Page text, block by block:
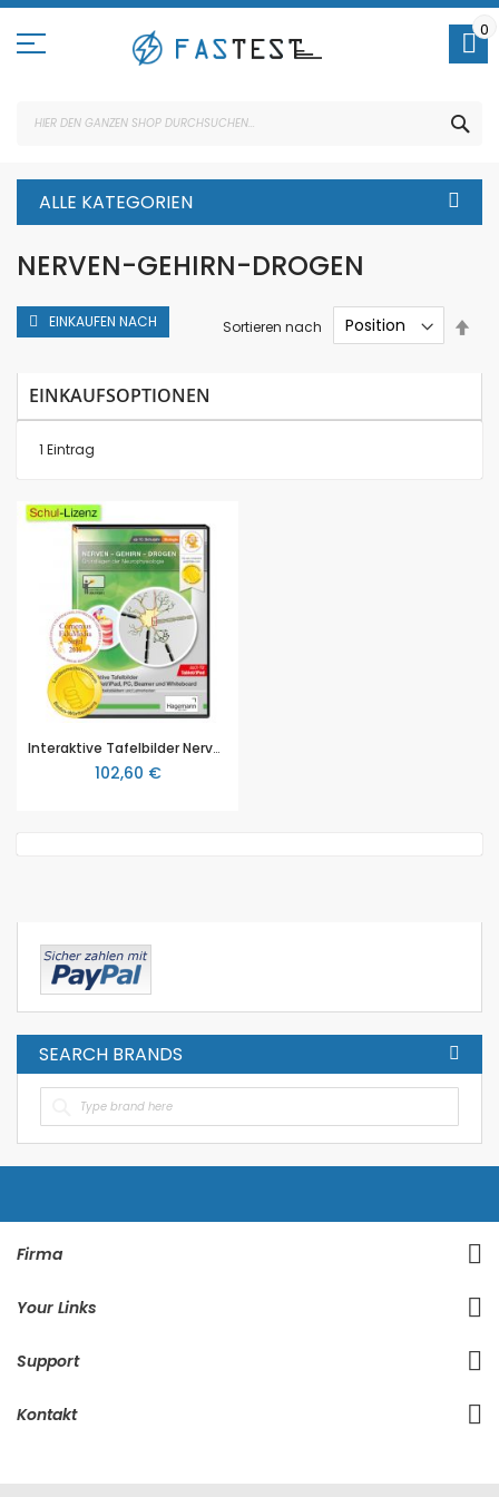
Direkt
Inhalt
0
ALLE KATEGORIEN
NERVEN-GEHIRN-DROGEN
1 Eintrag
Sortieren nach
Interaktive Tafelbilder Nerven-Gehirn-Drogen (tabletfähig), ab Sekundarstufe II, Hagemann
102,60 €
EINKAUFEN NACH
EINKAUFSOPTIONEN
SEARCH BRANDS
Firma
Your Links
Support
Kontakt